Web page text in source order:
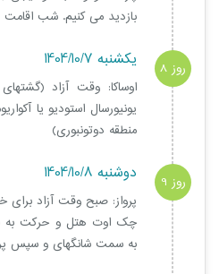
بازدید می کنیم. شب
روز 8 یکشنبه 1404/10/7
اوساکا: وقت آزاد
یونیورسال استودیو یا
منطقه دوتونبوری)
روز 9 دوشنبه 1404/10/8
پرواز: صبح وقت آزاد
چک اوت هتل و حرکت به
به سمت شانگهای و سپس